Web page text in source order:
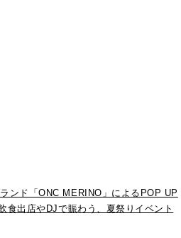
ンド「ONC MERINO」によるPOP UP
食出店やDJで賑わう、夏祭りイベント